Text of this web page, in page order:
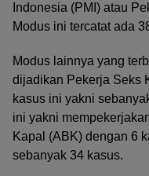
Indonesia (PMI) atau
Modus ini tercatat ada
Modus lainnya yang
dijadikan Pekerja Seks
kasus ini yakni
ini yakni
Kapal (ABK) dengan 6
sebanyak 34 kasus.